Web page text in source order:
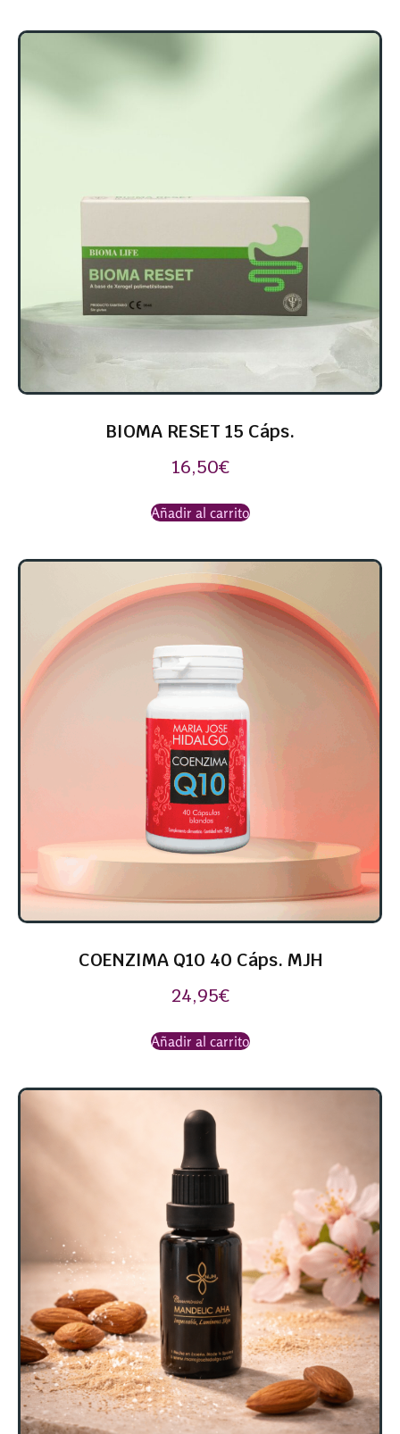
BIOMA RESET 15 Cáps.
16,50€
Añadir al carrito
COENZIMA Q10 40 Cáps. MJH
24,95€
Añadir al carrito